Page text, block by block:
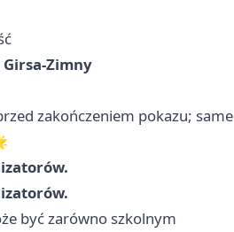
Girsa-Zimny
zakończeniem pokazu; same
być zarówno szkolnym